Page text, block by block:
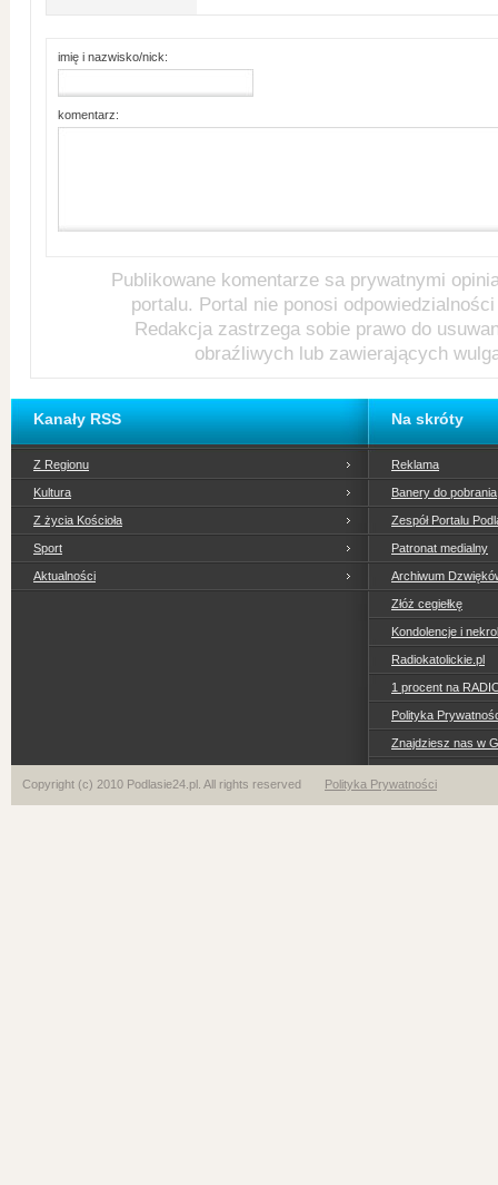
imię i nazwisko/nick:
komentarz:
Publikowane komentarze sa prywatnymi
portalu. Portal nie ponosi
Redakcja zastrzega sobie prawo do
obraźliwych lub zawierających
Kanały RSS
Z Regionu
Kultura
Z życia Kościoła
Sport
Aktualności
Na skróty
Reklama
Banery do pobrania
Zespół Portalu
Patronat medialny
Archiwum
Złóż cegiełkę
Kondolencje i
Radiokatolickie.pl
1 procent na
Polityka
Znajdziesz nas w
Copyright (c) 2010 Podlasie24.pl. All rights reserved Polityka Prywatności